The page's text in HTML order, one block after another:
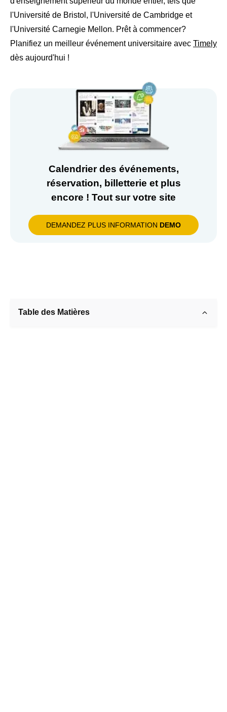
l'Université de Bristol, l'Université de Cambridge et
l'Université Carnegie Mellon. Prêt à commencer?
Planifiez un meilleur événement universitaire avec Timely
dès aujourd'hui !
Calendrier des événements,
réservation, billetterie et plus
encore ! Tout sur votre site
DEMANDEZ PLUS INFORMATION DEMO
Table des Matières